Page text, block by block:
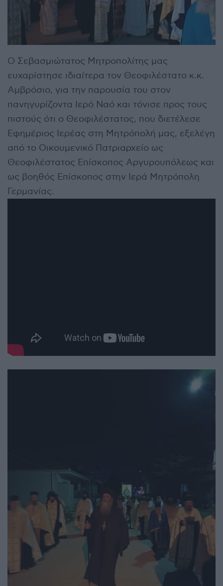
Ο Σεβασμιώτατος Μητροπολίτης μας
ευχαρίστησε ιδιαίτερα τον Θεοφιλέστατο κ.κ.
Αμβρόσιο, για την παρουσία του στον
πανηγυρίζοντα Ιερό Ναό και τόνισε προς τους
πιστούς ότι ο Θεοφιλέστατος, που διετέλεσε
Εφημέριος Ιερέας στη Μητρόπολή μας, εξελέγη
από το Οικουμενικό Πατριαρχείο ως
Θεοφιλέστατος Επίσκοπος Αργυρουπόλεως και
ως βοηθός Επίσκοπος στην Ιερά Μητρόπολη
Γερμανίας.